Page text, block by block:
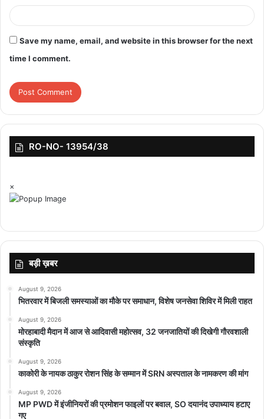
Save my name, email, and website in this browser for the next
time I comment.
RO-NO- 13954/38
×
बड़ी ख़बर
August 9, 2026
भितरवार में बिजली समस्याओं का मौके पर समाधान, विशेष जनसेवा शिविर में मिली राहत
August 9, 2026
मोरहाबादी मैदान में आज से आदिवासी महोत्सव, 32 जनजातियों की दिखेगी गौरवशाली
संस्कृति
August 9, 2026
काकोरी के नायक ठाकुर रोशन सिंह के सम्मान में SRN अस्पताल के नामकरण की मांग
August 9, 2026
MP PWD में इंजीनियरों की प्रमोशन फाइलों पर बवाल, SO दयानंद उपाध्याय हटाए
गए